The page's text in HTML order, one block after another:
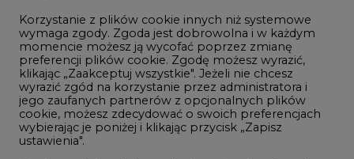
Innowacje i AI
Telekomunikacja i IT
Handel emisjami CO2
Wodór
Górnictwo
Korzystanie z plików cookie innych niż systemowe
wymaga zgody. Zgoda jest dobrowolna i w każdym
momencie możesz ją wycofać poprzez zmianę
preferencji plików cookie. Zgodę możesz wyrazić,
klikając „Zaakceptuj wszystkie". Jeżeli nie chcesz
wyrazić zgód na korzystanie przez administratora i
jego zaufanych partnerów z opcjonalnych plików
cookie, możesz zdecydować o swoich preferencjach
wybierając je poniżej i klikając przycisk „Zapisz
ustawienia".